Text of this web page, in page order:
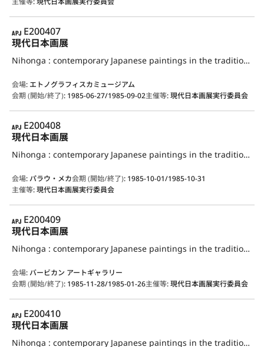
APJ
E200407
現代日本画展
Nihonga : contemporary Japanese paintings in the traditional style
会場: エトノグラフィスカミュージアム
会期 (開始/終了): 1985-06-27/1985-09-02主催等:現代日本画展実行委員会
APJ
E200408
現代日本画展
Nihonga : contemporary Japanese paintings in the traditional style
会場:パラウ・メカ会期 (開始/終了): 1985-10-01/1985-10-31
主催等:現代日本画展実行委員会
APJ
E200409
現代日本画展
Nihonga : contemporary Japanese paintings in the traditional style
会場:バービカン アートギャラリー
会期 (開始/終了): 1985-11-28/1985-01-26主催等:現代日本画展実行委員会
APJ
E200410
現代日本画展
Nihonga : contemporary Japanese paintings in the traditional style